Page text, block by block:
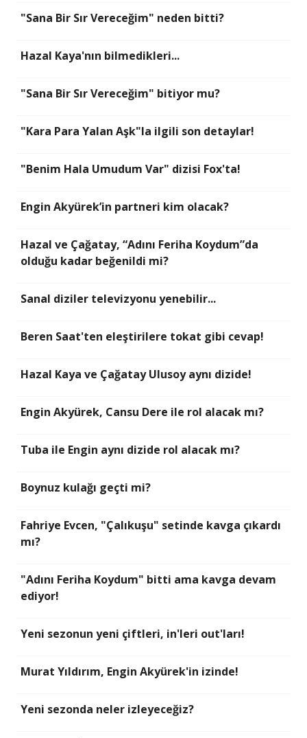
"Sana Bir Sır Vereceğim" neden bitti?
Hazal Kaya'nın bilmedikleri...
"Sana Bir Sır Vereceğim" bitiyor mu?
"Kara Para Yalan Aşk"la ilgili son detaylar!
"Benim Hala Umudum Var" dizisi Fox'ta!
Engin Akyürek’in partneri kim olacak?
Hazal ve Çağatay, “Adını Feriha Koydum”da
olduğu kadar beğenildi mi?
Sanal diziler televizyonu yenebilir...
Beren Saat'ten eleştirilere tokat gibi cevap!
Hazal Kaya ve Çağatay Ulusoy aynı dizide!
Engin Akyürek, Cansu Dere ile rol alacak mı?
Tuba ile Engin aynı dizide rol alacak mı?
Boynuz kulağı geçti mi?
Fahriye Evcen, "Çalıkuşu" setinde kavga çıkardı
mı?
"Adını Feriha Koydum" bitti ama kavga devam
ediyor!
Yeni sezonun yeni çiftleri, in'leri out'ları!
Murat Yıldırım, Engin Akyürek'in izinde!
Yeni sezonda neler izleyeceğiz?